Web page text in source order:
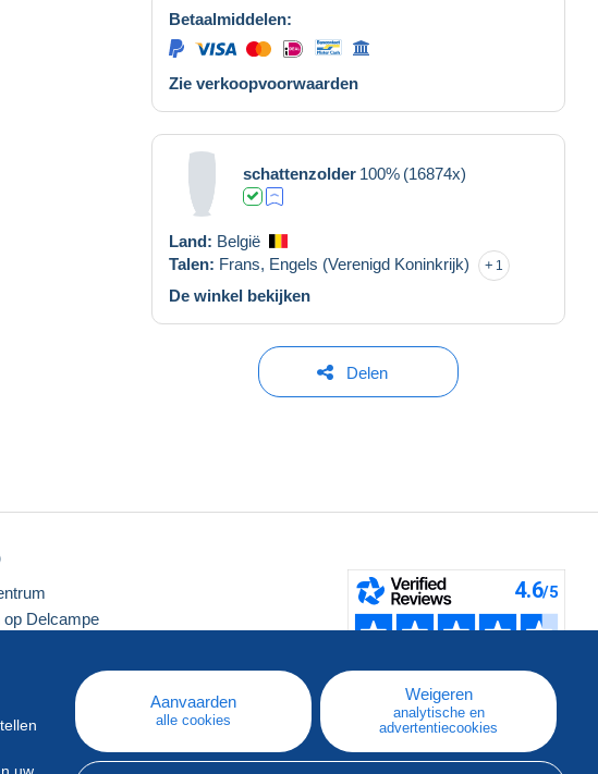
Betaalmiddelen:
Zie verkoopvoorwaarden
schattenzolder 100% (16874x)
Land: België
Talen: Frans, Engels (Verenigd Koninkrijk) 1
De winkel bekijken
Delen
Aanvaarden
alle cookies
Weigeren
analytische en
advertentiecookies
op Delcampe
website